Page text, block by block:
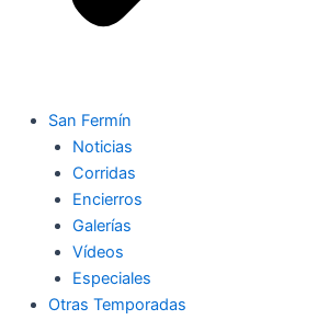
San Fermín
Noticias
Corridas
Encierros
Galerías
Vídeos
Especiales
Otras Temporadas